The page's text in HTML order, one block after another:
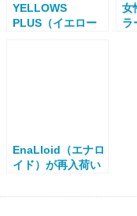
YELLOWS
PLUS（イエロー
女
ラ
EnaLloid（エナロ
イド）が再入荷い